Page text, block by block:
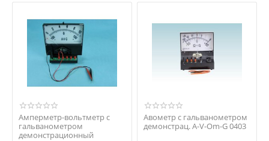
Амперметр-вольтметр с
гальванометром
демонстрационный
Авометр с гальванометром
демонстрац. A-V-Om-G 0403